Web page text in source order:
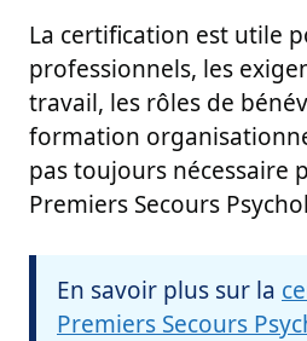
La certification est utile
professionnels, les
travail, les rôles de
formation
pas toujours nécessaire
Premiers Secours
En savoir plus sur la
Premiers Secours